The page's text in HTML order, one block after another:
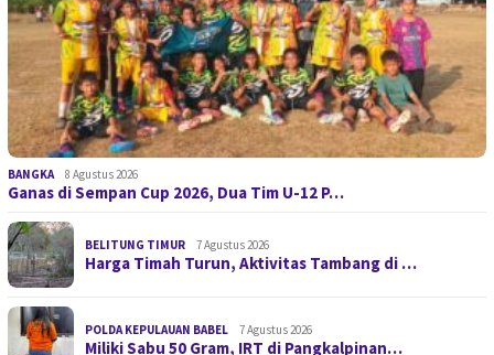
BANGKA 8 Agustus 2026
Ganas di Sempan Cup 2026, Dua Tim U-12 P…
BELITUNG TIMUR 7 Agustus 2026
Harga Timah Turun, Aktivitas Tambang di …
POLDA KEPULAUAN BABEL 7 Agustus 2026
Miliki Sabu 50 Gram, IRT di Pangkalpinan…